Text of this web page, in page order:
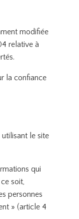
modifiée
relative à
la confiance
le site
qui
soit,
personnes
» (article 4